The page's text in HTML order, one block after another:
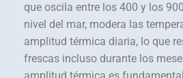
que oscila entre los 400 y los
nivel del mar, modera las
amplitud térmica diaria, lo que
frescas incluso durante los